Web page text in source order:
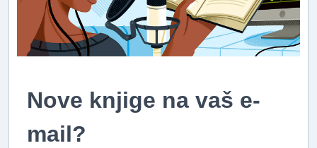
Nove knjige na vaš e-
mail?